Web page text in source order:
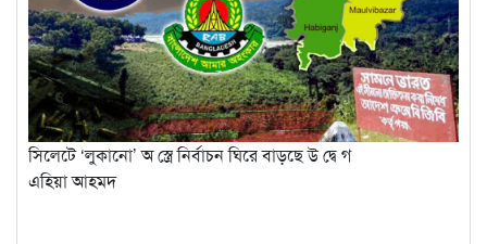
সিলেটে ‘লুকানো’ অ স্ত্রে নির্বাচন ঘিরে বাড়ছে উ দ্বে গ
এহিয়া আহমদ